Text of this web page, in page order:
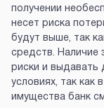
получении
несет риска
будут выше, так
средств. Наличие
риски и выдавать
условиях, так как
имущества банк